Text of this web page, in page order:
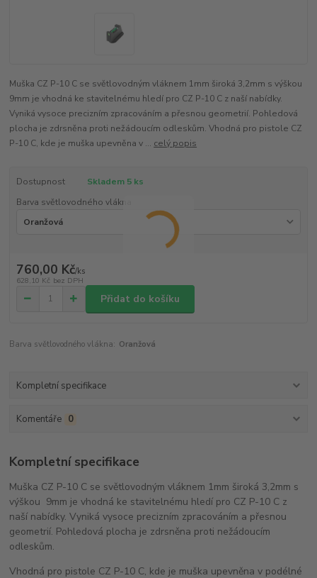
Muška CZ P-10 C se světlovodným vláknem 1mm široká 3,2mm s výškou
9mm je vhodná ke stavitelnému hledí pro CZ P-10 C z naší nabídky.
Vyniká vysoce precizním zpracováním a přesnou geometrií. Pohledová
plocha je zdrsněna proti nežádoucím odleskům. Vhodná pro pistole CZ
P-10 C, kde je muška upevněna v ... celý popis
Dostupnost
Skladem 5 ks
Barva světlovodného vlákna
760,00 Kč/ks
628,10 Kč bez DPH
Přidat do košíku
Barva světlovodného vlákna: Oranžová
Kompletní specifikace
Komentáře 0
Kompletní specifikace
Muška CZ P-10 C se světlovodným vláknem 1mm široká 3,2mm s
výškou 9mm je vhodná ke stavitelnému hledí pro CZ P-10 C z
naší nabídky. Vyniká vysoce precizním zpracováním a přesnou
geometrií. Pohledová plocha je zdrsněna proti nežádoucím
odleskům.
Vhodná pro pistole CZ P-10 C, kde je muška upevněna v podélné